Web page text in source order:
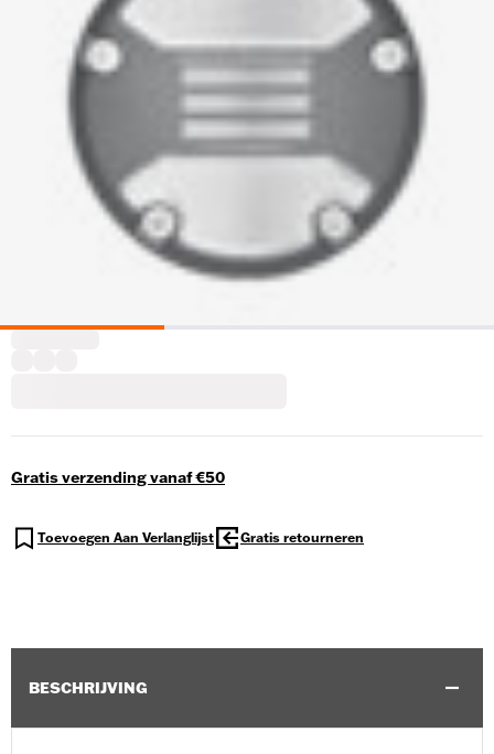
Gratis verzending vanaf €50
Toevoegen Aan Verlanglijst Gratis retourneren
BESCHRIJVING